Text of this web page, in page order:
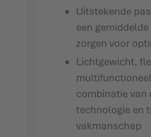
Uitstekende
een
zorgen voor
Lichtgewicht,
combinatie van
technologie en
vakmanschap